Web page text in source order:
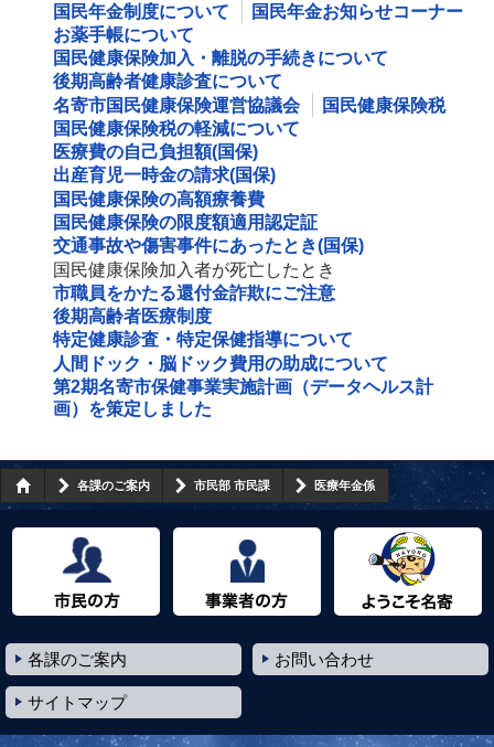
国民年金制度について
国民年金お知らせコーナー
お薬手帳について
国民健康保険加入・離脱の手続きについて
後期高齢者健康診査について
名寄市国民健康保険運営協議会
国民健康保険税
国民健康保険税の軽減について
医療費の自己負担額(国保)
出産育児一時金の請求(国保)
国民健康保険の高額療養費
国民健康保険の限度額適用認定証
交通事故や傷害事件にあったとき(国保)
国民健康保険加入者が死亡したとき
市職員をかたる還付金詐欺にご注意
後期高齢者医療制度
特定健康診査・特定保健指導について
人間ドック・脳ドック費用の助成について
第2期名寄市保健事業実施計画（データヘルス計
画）を策定しました
各課のご案内 市民部 市民課 医療年金係
各課のご案内 お問い合わせ
サイトマップ